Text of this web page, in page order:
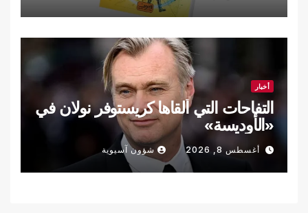
أخبار
التفاحات التي ألقاها كريستوفر نولان في
«الأوديسة»
أغسطس 8, 2026 شؤون آسيوية